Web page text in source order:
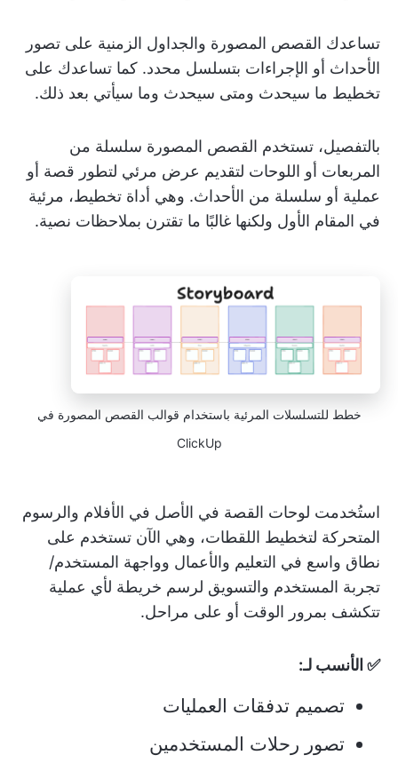
تساعدك القصص المصورة والجداول الزمنية على تصور
الأحداث أو الإجراءات بتسلسل محدد. كما تساعدك على
تخطيط ما سيحدث ومتى سيحدث وما سيأتي بعد ذلك.
بالتفصيل، تستخدم القصص المصورة سلسلة من
المربعات أو اللوحات لتقديم عرض مرئي لتطور قصة أو
عملية أو سلسلة من الأحداث. وهي أداة تخطيط، مرئية
في المقام الأول ولكنها غالبًا ما تقترن بملاحظات نصية.
خطط للتسلسلات المرئية باستخدام قوالب القصص المصورة في
ClickUp
استُخدمت لوحات القصة في الأصل في الأفلام والرسوم
المتحركة لتخطيط اللقطات، وهي الآن تستخدم على
نطاق واسع في التعليم والأعمال وواجهة المستخدم/
تجربة المستخدم والتسويق لرسم خريطة لأي عملية
تتكشف بمرور الوقت أو على مراحل.
✅ الأنسب لـ:
تصميم تدفقات العمليات
تصور رحلات المستخدمين